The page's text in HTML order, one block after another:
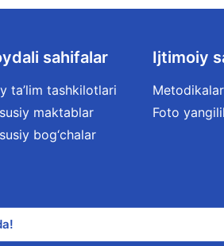
sahifalar
ta’lim tashkilotlari
maktablar
bog‘chalar
Ijtimoiy
Metodikalar
Foto